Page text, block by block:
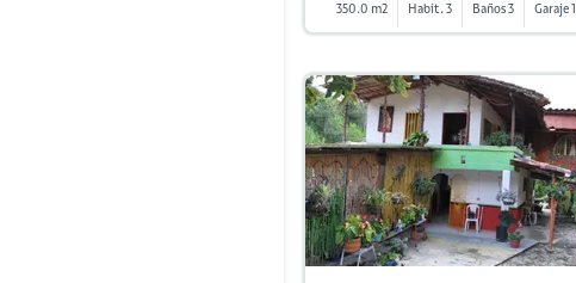
350.0 m2 Habit. 3 Baños 3 Garaje 1